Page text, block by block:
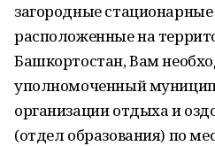
загородные стационарные
расположенные на
Башкортостан, Вам
уполномоченный
организации отдыха и
(отдел образования) по